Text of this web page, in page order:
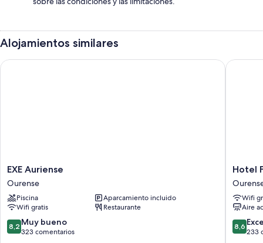
Alojamientos similares
EXE
Auriense
Ourense
EXE Auriense
Ourense
Piscina
Aparcamiento incluido
Wifi gratis
Restaurante
8.2
sobre
8,2 Muy bueno
323 comentarios
EXE Auriense
Hotel
II
Hotel
Wifi
Aire
8.6
sobre
8,6
233
Hotel